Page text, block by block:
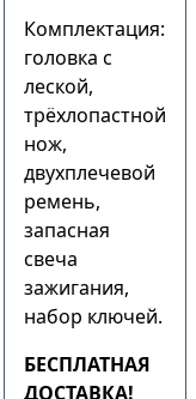
Комплектация:
головка с
леской,
трёхлопастной
нож,
двухплечевой
ремень,
запасная
свеча
зажигания,
набор ключей.
БЕСПЛАТНАЯ
ДОСТАВКА!